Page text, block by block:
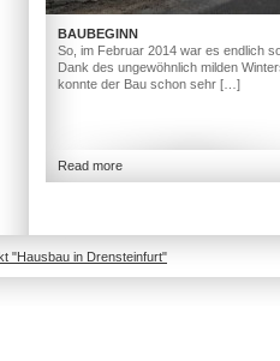
BAUBEGINN
So, im Februar 2014 war es endlich
Dank des ungewöhnlich milden
konnte der Bau schon sehr […]
Read more
"Hausbau in Drensteinfurt"